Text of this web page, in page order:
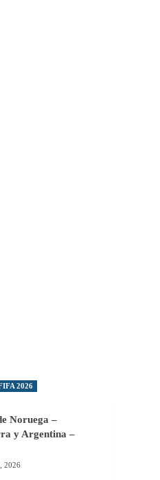
2026
Noruega –
y Argentina –
2026